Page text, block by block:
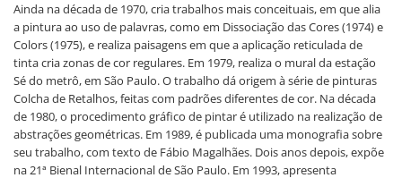
Ainda na década de 1970, cria trabalhos mais conceituais, em que alia
a pintura ao uso de palavras, como em Dissociação das Cores (1974) e
Colors (1975), e realiza paisagens em que a aplicação reticulada de
tinta cria zonas de cor regulares. Em 1979, realiza o mural da estação
Sé do metrô, em São Paulo. O trabalho dá origem à série de pinturas
Colcha de Retalhos, feitas com padrões diferentes de cor. Na década
de 1980, o procedimento gráfico de pintar é utilizado na realização de
abstrações geométricas. Em 1989, é publicada uma monografia sobre
seu trabalho, com texto de Fábio Magalhães. Dois anos depois, expõe
na 21ª Bienal Internacional de São Paulo. Em 1993, apresenta